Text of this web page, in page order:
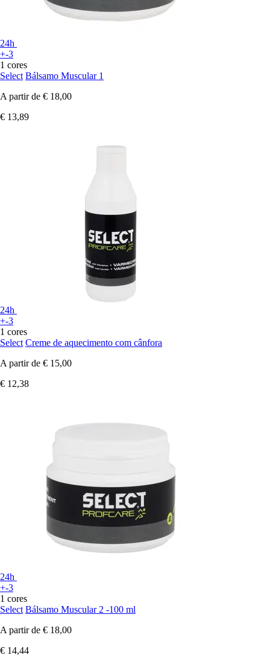
24h
+-3
1 cores
Select Bálsamo Muscular 1
A partir de € 18,00
€ 13,89
24h
+-3
1 cores
Select Creme de aquecimento com cânfora
A partir de € 15,00
€ 12,38
24h
+-3
1 cores
Select Bálsamo Muscular 2 -100 ml
A partir de € 18,00
€ 14,44